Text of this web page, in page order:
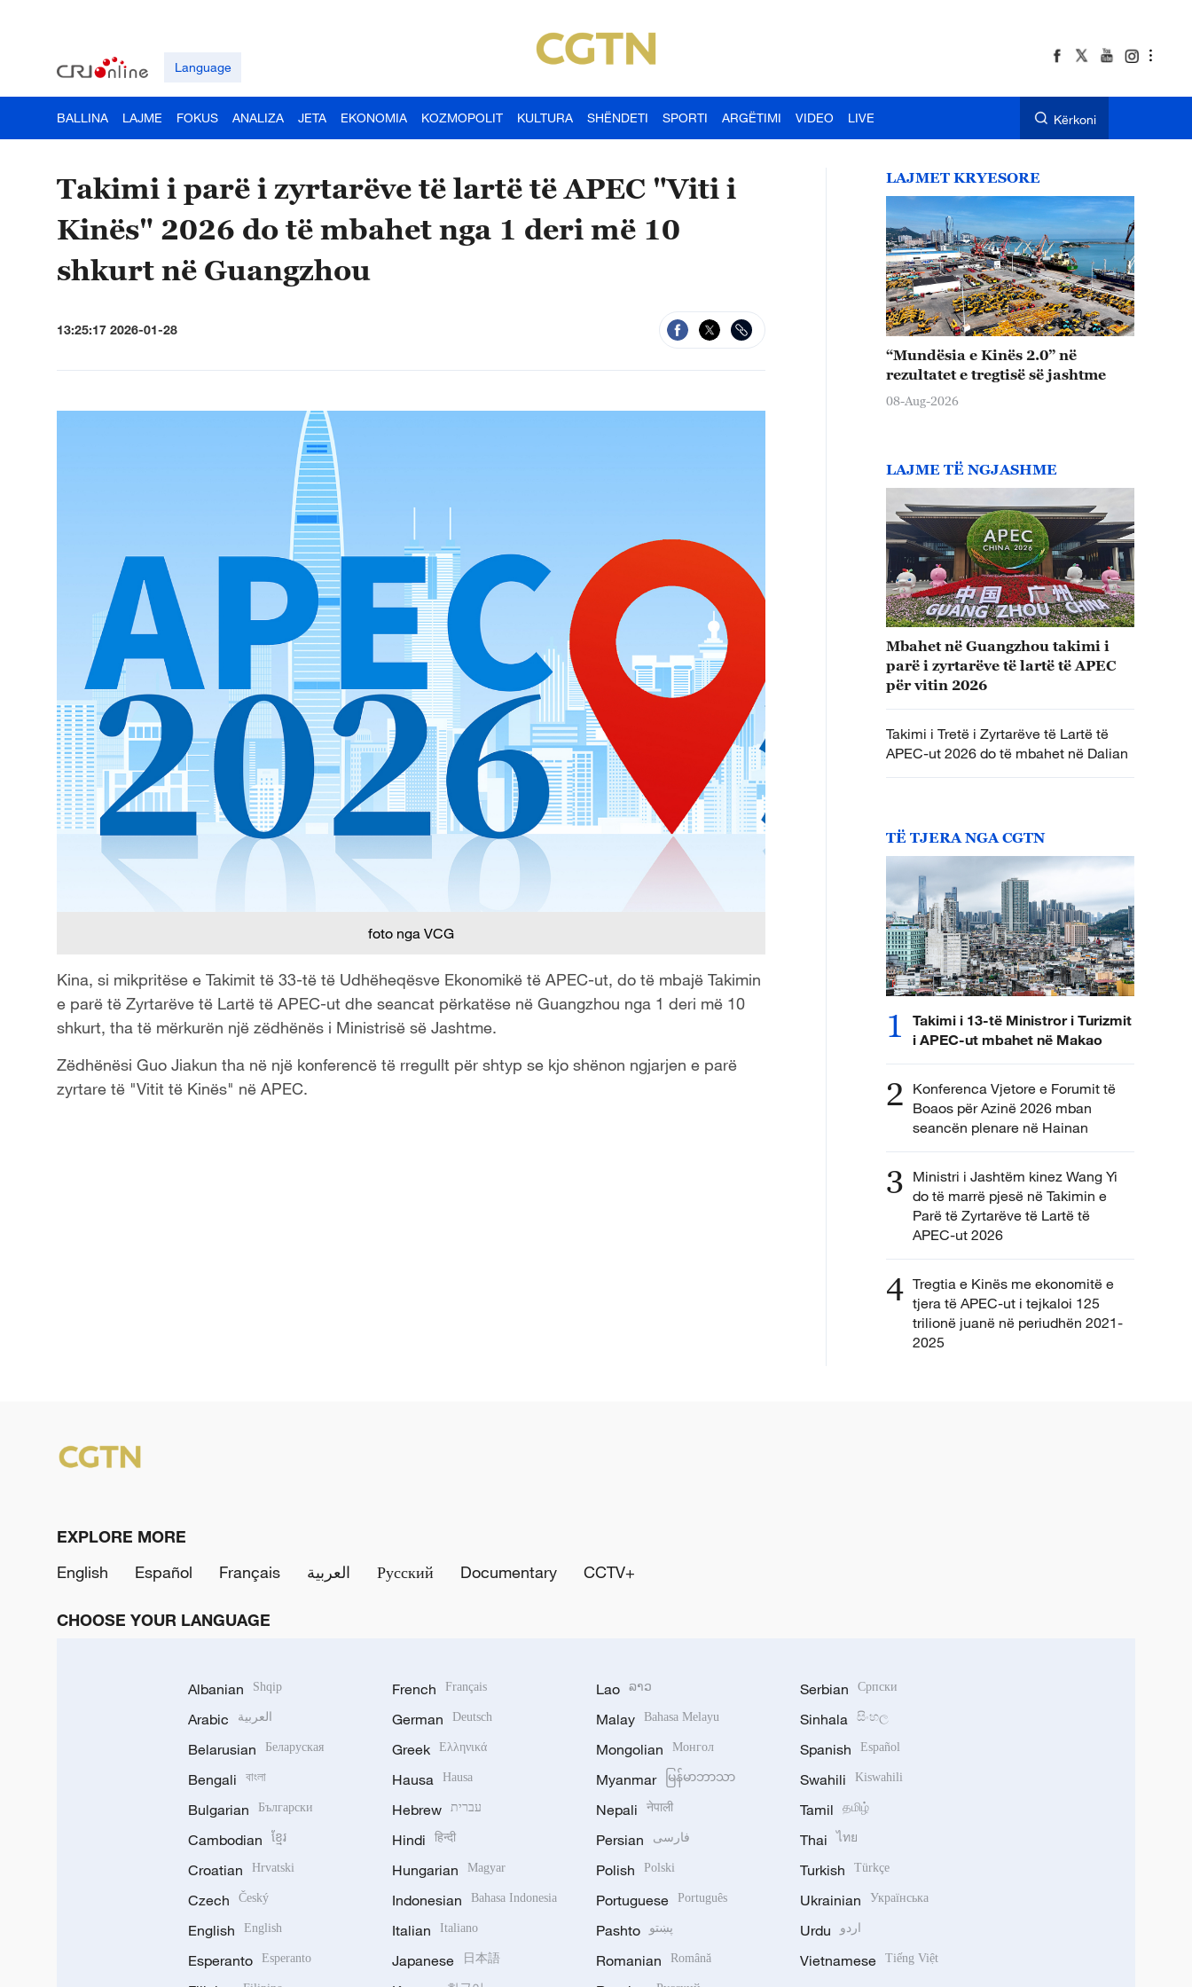
Language
BALLINA LAJME FOKUS ANALIZA JETA EKONOMIA KOZMOPOLIT KULTURA SHËNDETI SPORTI ARGËTIMI VIDEO LIVE Kërkoni
Takimi i parë i zyrtarëve të lartë të APEC "Viti i
Kinës" 2026 do të mbahet nga 1 deri më 10
shkurt në Guangzhou
13:25:17 2026-01-28
foto nga VCG
Kina, si mikpritëse e Takimit të 33-të të Udhëheqësve Ekonomikë të APEC-ut, do të mbajë Takimin
e parë të Zyrtarëve të Lartë të APEC-ut dhe seancat përkatëse në Guangzhou nga 1 deri më 10
shkurt, tha të mërkurën një zëdhënës i Ministrisë së Jashtme.
Zëdhënësi Guo Jiakun tha në një konferencë të rregullt për shtyp se kjo shënon ngjarjen e parë
zyrtare të "Vitit të Kinës" në APEC.
LAJMET KRYESORE
“Mundësia e Kinës 2.0” në
rezultatet e tregtisë së jashtme
08-Aug-2026
LAJME TË NGJASHME
Mbahet në Guangzhou takimi i
parë i zyrtarëve të lartë të APEC
për vitin 2026
Takimi i Tretë i Zyrtarëve të Lartë të
APEC-ut 2026 do të mbahet në Dalian
TË TJERA NGA CGTN
1
Takimi i 13-të Ministror i Turizmit
i APEC-ut mbahet në Makao
2 Konferenca Vjetore e Forumit të
Boaos për Azinë 2026 mban
seancën plenare në Hainan
3 Ministri i Jashtëm kinez Wang Yi
do të marrë pjesë në Takimin e
Parë të Zyrtarëve të Lartë të
APEC-ut 2026
4 Tregtia e Kinës me ekonomitë e
tjera të APEC-ut i tejkaloi 125
trilionë juanë në periudhën 2021-
2025
EXPLORE MORE
English
Español Français العربية Русский Documentary CCTV+
CHOOSE YOUR LANGUAGE
Albanian Shqip
Arabic العربية
Belarusian Беларуская
Bengali বাংলা
Bulgarian Български
Cambodian ខ្មែរ
Croatian Hrvatski
Czech Český
English English
Esperanto Esperanto
French Français
German Deutsch
Greek Ελληνικά
Hausa Hausa
Hebrew עברית
Hindi हिन्दी
Hungarian Magyar
Indonesian Bahasa Indonesia
Italian Italiano
Japanese 日本語
Lao ລາວ
Malay Bahasa Melayu
Mongolian Монгол
Myanmar မြန်မာဘာသာ
Nepali नेपाली
Persian فارسی
Polish Polski
Portuguese Português
Pashto پښتو
Romanian Română
Serbian Српски
Sinhala සිංහල
Spanish Español
Swahili Kiswahili
Tamil தமிழ்
Thai ไทย
Turkish Türkçe
Ukrainian Українська
Urdu اردو
Vietnamese Tiếng Việt